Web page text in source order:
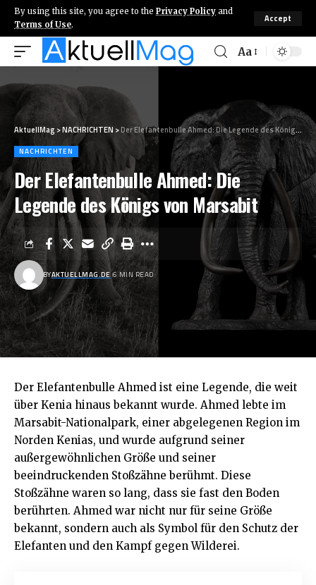
By using this site, you agree to the Privacy Policy and
Terms of Use.
Accept
Aa
AktuellMag >NACHRICHTEN >Der Elefantenbulle Ahmed: Die Legende des Königs von Marsabit
NACHRICHTEN
Der Elefantenbulle Ahmed: Die
Legende des Königs von Marsabit
BYAKTUELLMAG.DE 6 MIN READ
Der Elefantenbulle Ahmed ist eine Legende, die weit
über Kenia hinaus bekannt wurde. Ahmed lebte im
Marsabit-Nationalpark, einer abgelegenen Region im
Norden Kenias, und wurde aufgrund seiner
außergewöhnlichen Größe und seiner
beeindruckenden Stoßzähne berühmt. Diese
Stoßzähne waren so lang, dass sie fast den Boden
berührten. Ahmed war nicht nur für seine Größe
bekannt, sondern auch als Symbol für den Schutz der
Elefanten und den Kampf gegen Wilderei.